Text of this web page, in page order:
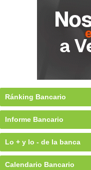
Ránking Bancario
Informe Bancario
Lo + y lo - de la banca
Calendario Bancario